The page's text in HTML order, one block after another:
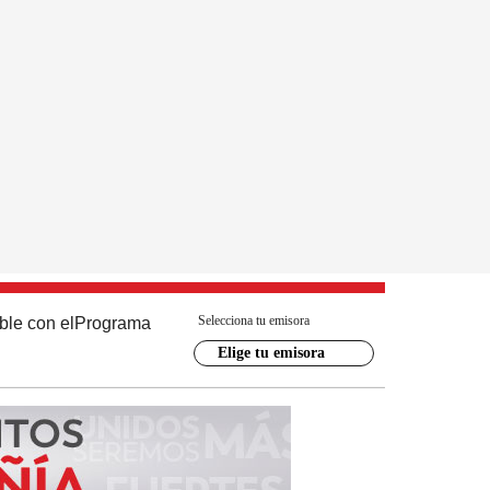
con el Programa Selecciona tu emisora
Elige tu emisora